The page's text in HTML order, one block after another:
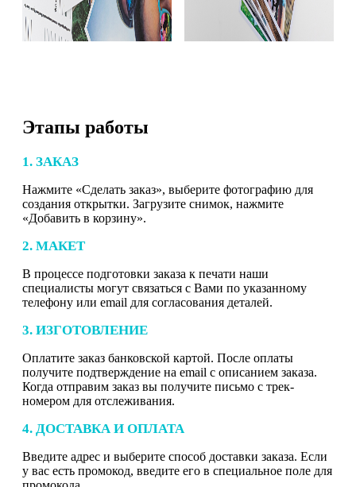
Этапы работы
1. ЗАКАЗ
Нажмите «Сделать заказ», выберите фотографию для
создания открытки. Загрузите снимок, нажмите
«Добавить в корзину».
2. МАКЕТ
В процессе подготовки заказа к печати наши
специалисты могут связаться с Вами по указанному
телефону или email для согласования деталей.
3. ИЗГОТОВЛЕНИЕ
Оплатите заказ банковской картой. После оплаты
получите подтверждение на email с описанием заказа.
Когда отправим заказ вы получите письмо с трек-
номером для отслеживания.
4. ДОСТАВКА И ОПЛАТА
Введите адрес и выберите способ доставки заказа. Если
у вас есть промокод, введите его в специальное поле для